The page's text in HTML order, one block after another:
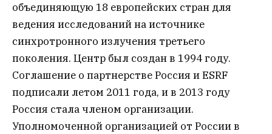
объединяющую 18 европейских стран для
ведения исследований на источнике
синхротронного излучения третьего
поколения. Центр был создан в 1994 году.
Соглашение о партнерстве Россия и ESRF
подписали летом 2011 года, и в 2013 году
Россия стала членом организации.
Уполномоченной организацией от России в